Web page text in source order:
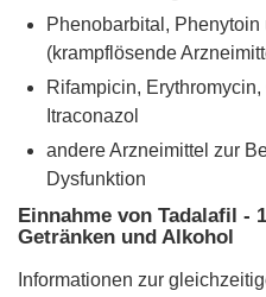
Phenobarbital,
(krampflösende
Rifampicin,
Itraconazol
andere Arzneimittel zur
Dysfunktion
Einnahme von Tadalafil -
Getränken und Alkohol
Informationen zur